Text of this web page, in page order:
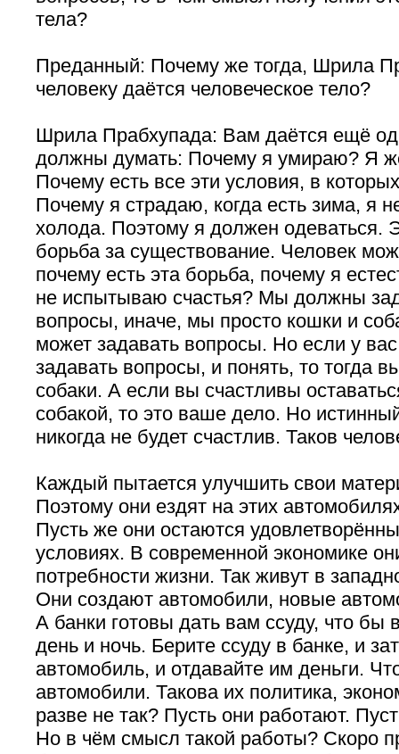
тела?
Преданный: Почему же тогда, Шрила
человеку даётся человеческое тело?
Шрила Прабхупада: Вам даётся ещё
должны думать: Почему я умираю? Я
Почему есть все эти условия, в
Почему я страдаю, когда есть зима, я
холода. Поэтому я должен одеваться.
борьба за существование. Человек
почему есть эта борьба, почему я
не испытываю счастья? Мы должны
вопросы, иначе, мы просто кошки и
может задавать вопросы. Но если у
задавать вопросы, и понять, то тогда
собаки. А если вы счастливы
собакой, то это ваше дело. Но
никогда не будет счастлив. Таков
Каждый пытается улучшить свои
Поэтому они ездят на этих
Пусть же они остаются
условиях. В современной экономике
потребности жизни. Так живут в
Они создают автомобили, новые
А банки готовы дать вам ссуду, что бы
день и ночь. Берите ссуду в банке, и
автомобиль, и отдавайте им деньги.
автомобили. Такова их политика,
разве не так? Пусть они работают.
Но в чём смысл такой работы? Скоро